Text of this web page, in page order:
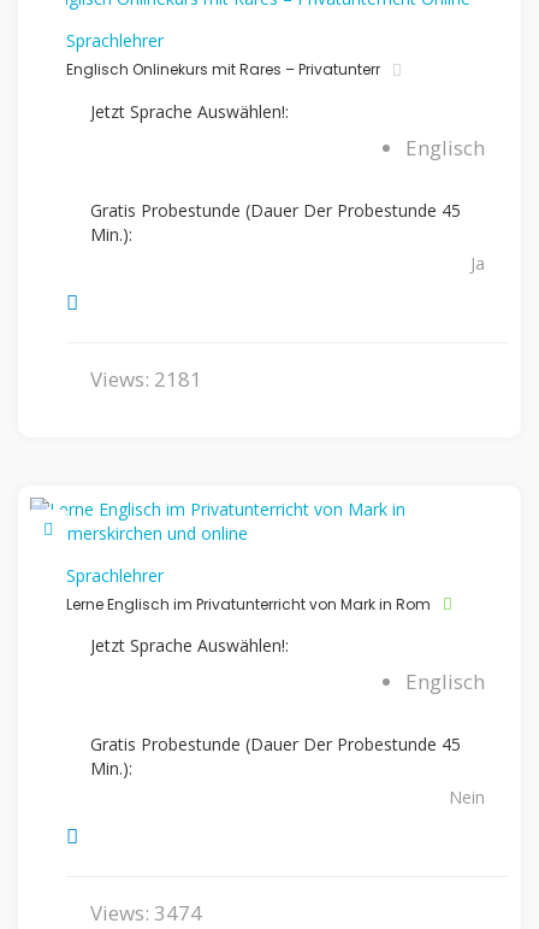
Sprachlehrer
Englisch Onlinekurs mit Rares – Privatunterr
Jetzt Sprache Auswählen!:
Englisch
Gratis Probestunde (Dauer Der Probestunde 45
Min.):
Ja
Views: 2181
Sprachlehrer
Lerne Englisch im Privatunterricht von Mark in Rom
Jetzt Sprache Auswählen!:
Englisch
Gratis Probestunde (Dauer Der Probestunde 45
Min.):
Nein
Views: 3474